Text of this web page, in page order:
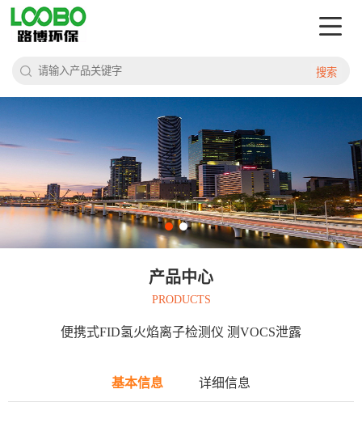
搜索
产品中心
PRODUCTS
便携式FID氢火焰离子检测仪 测VOCS泄露
基本信息 详细信息